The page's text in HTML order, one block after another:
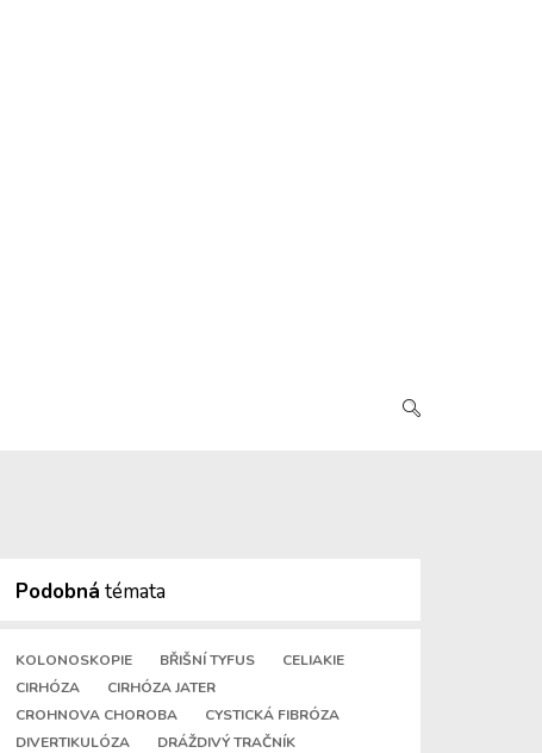
Podobná témata
KOLONOSKOPIE BŘIŠNÍ TYFUS
CELIAKIE
CIRHÓZA
CIRHÓZA JATER
CROHNOVA CHOROBA
CYSTICKÁ FIBRÓZA
DIVERTIKULÓZA
DRÁŽDIVÝ TRAČNÍK